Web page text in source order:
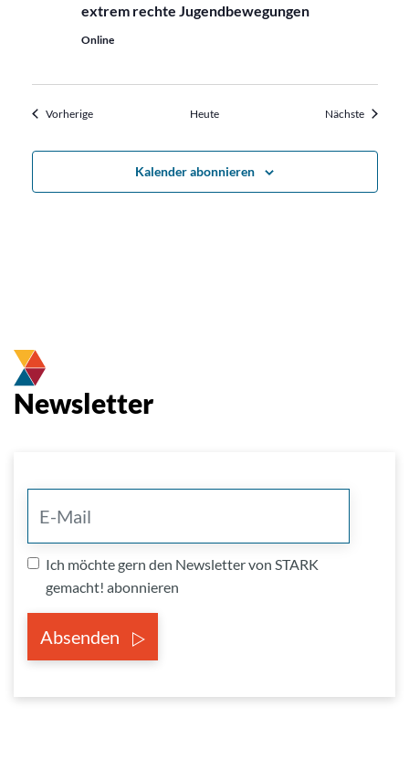
extrem rechte Jugendbewegungen
Online
VorherigeVeranstaltungen Heute Nächste
Kalender abonnieren
Newsletter
Ich möchte gern den Newsletter von STARK
gemacht! abonnieren
Absenden